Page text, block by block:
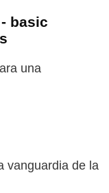
basic
una
vanguardia de la